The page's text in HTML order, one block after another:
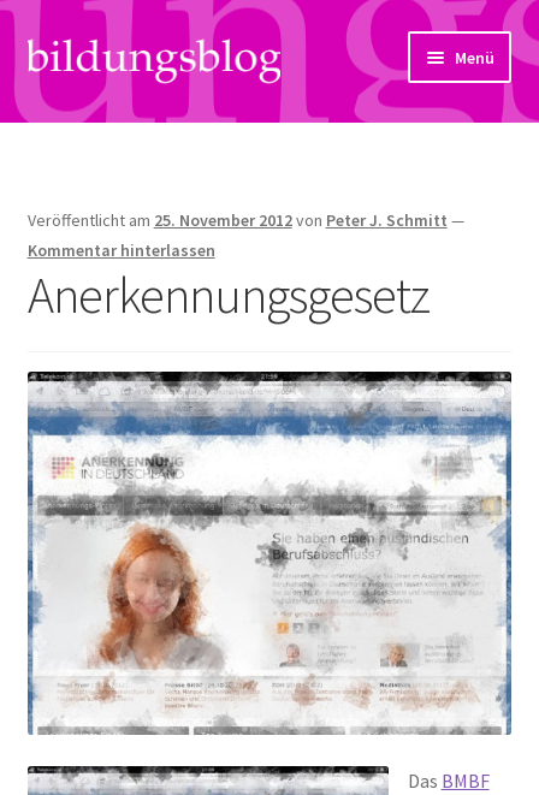
Zur
Navigation
springen
Zum
Inhalt
springen
Menü
Über uns
Links
Kontakt
Subjektiv
Bildungsreport
Hendriks Gedanken
Peps Gedanken
Talks & Tratsch
Alle Beiträge:
Veröffentlicht am 25. November 2012von Peter J. Schmitt —
Kommentar hinterlassen
Anerkennungsgesetz
Das BMBF